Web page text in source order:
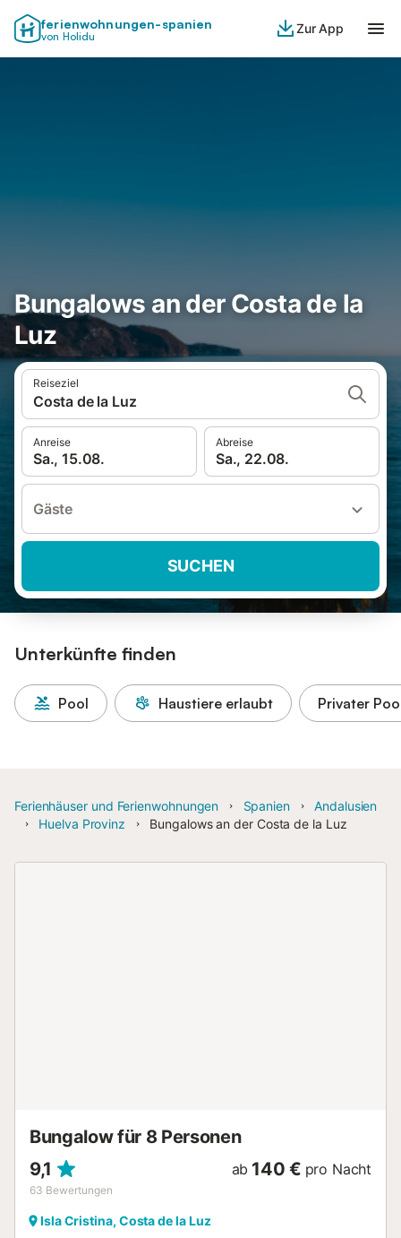
ferienwohnungen-spanien
von Holidu
Zur App
Bungalows an der Costa de la
Luz
Reiseziel
Costa de la Luz
Anreise
Sa., 15.08.
Abreise
Sa., 22.08.
Gäste
SUCHEN
Unterkünfte finden
Pool Haustiere erlaubt Privater
Ferienhäuser und Ferienwohnungen Spanien
Andalusien
Huelva Provinz
Bungalows an der Costa de la Luz
Bungalow für 8 Personen
9,1
63 Bewertungen
ab 140 € pro Nacht
Isla Cristina, Costa de la Luz